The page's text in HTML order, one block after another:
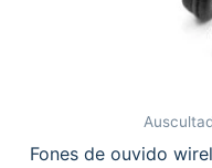
Fones de ouvido